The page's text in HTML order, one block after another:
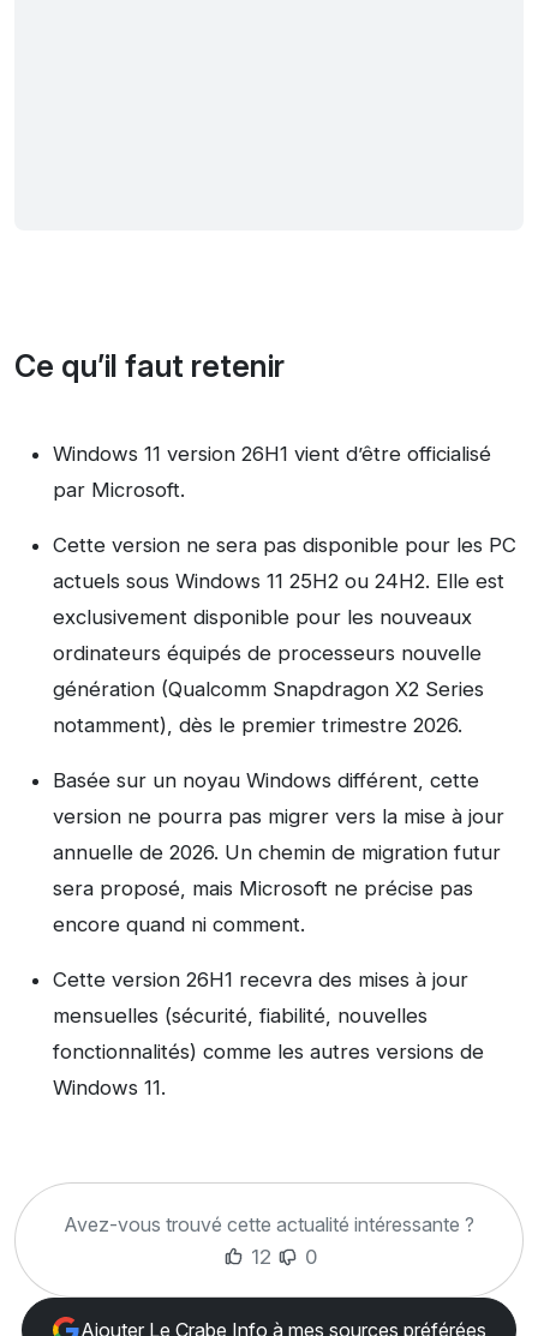
Ce qu’il faut retenir
Windows 11 version 26H1 vient d’être officialisé
par Microsoft.
Cette version ne sera pas disponible pour les PC
actuels sous Windows 11 25H2 ou 24H2. Elle est
exclusivement disponible pour les nouveaux
ordinateurs équipés de processeurs nouvelle
génération (Qualcomm Snapdragon X2 Series
notamment), dès le premier trimestre 2026.
Basée sur un noyau Windows différent, cette
version ne pourra pas migrer vers la mise à jour
annuelle de 2026. Un chemin de migration futur
sera proposé, mais Microsoft ne précise pas
encore quand ni comment.
Cette version 26H1 recevra des mises à jour
mensuelles (sécurité, fiabilité, nouvelles
fonctionnalités) comme les autres versions de
Windows 11.
Avez-vous trouvé cette actualité intéressante ?
12
0
Ajouter Le Crabe Info à mes sources préférées